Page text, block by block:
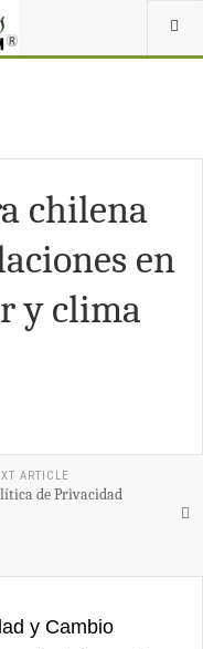
chilena
en
y clima
ARTICLE
de Privacidad
y Cambio